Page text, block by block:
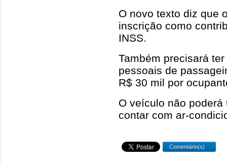
O novo texto diz que
inscrição como
INSS.
Também precisará
pessoais de
R$ 30 mil por
O veículo não
contar com ar-
Comentário(s)